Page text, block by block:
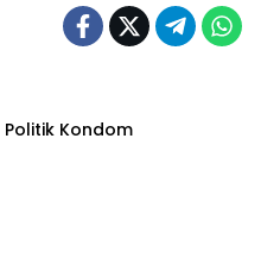
Politik Kondom